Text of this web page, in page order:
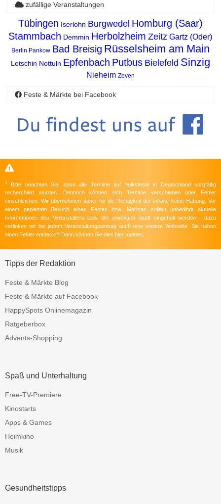
zufällige Veranstaltungen
Tübingen Iserlohn Burgwedel Homburg (Saar)
Stammbach Demmin Herbolzheim Zeitz Gartz (Oder)
Berlin Pankow Bad Breisig Rüsselsheim am Main
Letschin Nottuln Epfenbach Putbus Bielefeld Sinzig
Nieheim Zeven
Feste & Märkte bei Facebook
1
Bitte beachten Sie, dass alle Termine auf Volksfeste in Deutschland sorgfältig
recherchiert wurden. Dennoch können sich Termine verschieben oder Fehler
einschleichen. Wir übernehmen daher für die Richtigkeit der Inhalte keine Haftung. Vor
einem geplanten Besuch eines Festes bzw. Marktes sollten unbedingt aktuelle
Informationen des Veranstalters bzw. der jeweiligen Stadt eingeholt werden - dazu
verlinken wir bei jedem Veranstaltungseintrag auch eine weitere Webseite. Sie haben
einen Fehler entdeckt? Dann können Sie dies hier melden.
Tipps der Redaktion
Feste & Märkte Blog
Feste & Märkte auf Facebook
HappySpots Onlinemagazin
Ratgeberbox
Advents-Shopping
Spaß und Unterhaltung
Free-TV-Premiere
Kinostarts
Apps & Games
Heimkino
Musik
Gesundheitstipps